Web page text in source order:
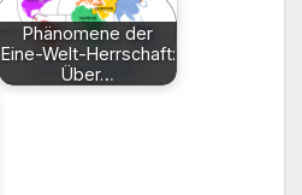
Phänomene der
Eine-Welt-Herrschaft:
Über…